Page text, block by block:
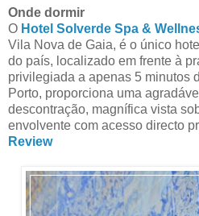
Onde dormir
O Hotel Solverde Spa &
Vila Nova de Gaia, é o único
do país, localizado em frente à
privilegiada a apenas 5 minutos
Porto, proporciona uma
descontração, magnífica vista
envolvente com acesso directo
Review